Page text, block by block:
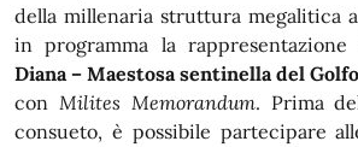
della millenaria struttura megalitica
in programma la rappresentazione
Diana – Maestosa sentinella del
con Milites Memorandum. Prima
consueto, è possibile partecipare